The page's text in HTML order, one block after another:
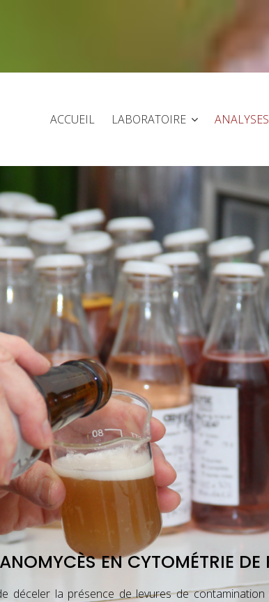
ACCUEIL LABORATOIRE ANALYSES
EN CYTOMÉTRIE DE
déceler la présence de levures de